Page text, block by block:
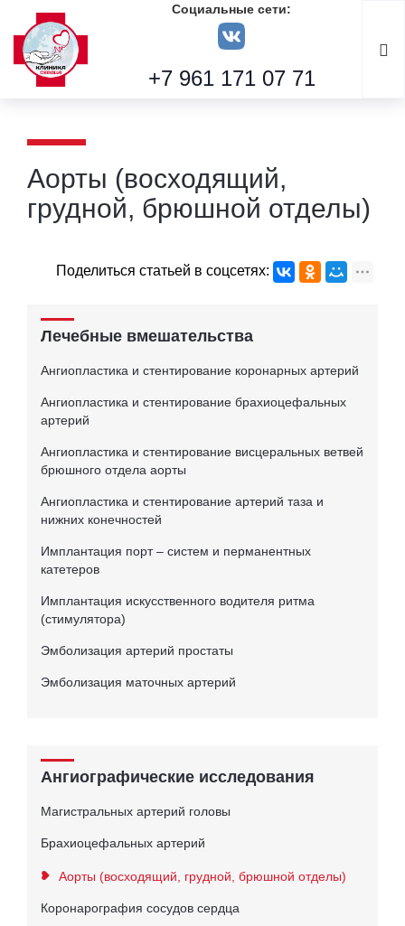
Социальные сети:
+7 961 171 07 71
Аорты (восходящий,
грудной, брюшной отделы)
Поделиться статьей в соцсетях:
Лечебные вмешательства
Ангиопластика и стентирование коронарных артерий
Ангиопластика и стентирование брахиоцефальных
артерий
Ангиопластика и стентирование висцеральных ветвей
брюшного отдела аорты
Ангиопластика и стентирование артерий таза и
нижних конечностей
Имплантация порт – систем и перманентных
катетеров
Имплантация искусственного водителя ритма
(стимулятора)
Эмболизация артерий простаты
Эмболизация маточных артерий
Ангиографические исследования
Магистральных артерий головы
Брахиоцефальных артерий
Аорты (восходящий, грудной, брюшной отделы)
Коронарография сосудов сердца